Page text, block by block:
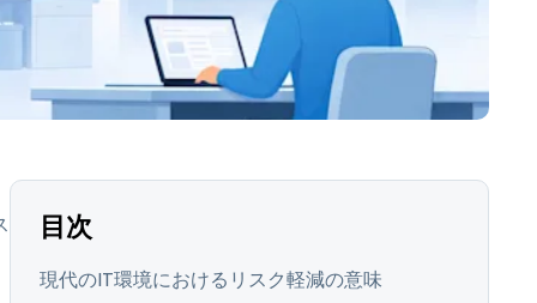
すべての製品
界について詳しく
简体中文
繁體中文
日本語
ภาษาไทย
目次
現代のIT環境におけるリスク軽減の意味